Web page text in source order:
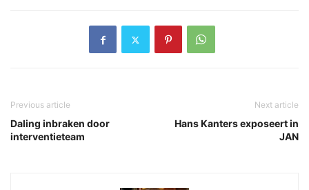
Previous article
Daling inbraken door
interventieteam
Next article
Hans Kanters exposeert in
JAN